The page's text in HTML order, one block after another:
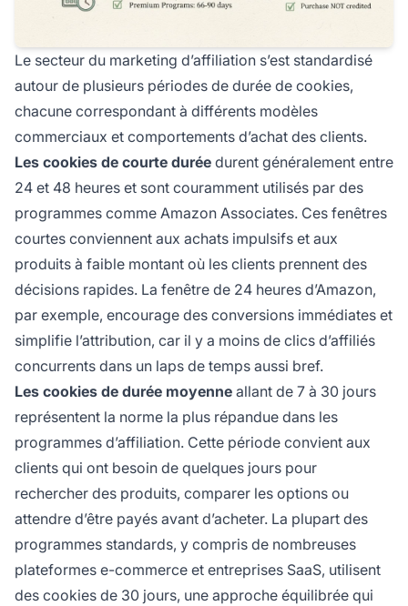
Le secteur du marketing d’affiliation s’est standardisé
autour de plusieurs périodes de durée de cookies,
chacune correspondant à différents modèles
commerciaux et comportements d’achat des clients.
Les cookies de courte durée durent généralement entre
24 et 48 heures et sont couramment utilisés par des
programmes comme Amazon Associates. Ces fenêtres
courtes conviennent aux achats impulsifs et aux
produits à faible montant où les clients prennent des
décisions rapides. La fenêtre de 24 heures d’Amazon,
par exemple, encourage des conversions immédiates et
simplifie l’attribution, car il y a moins de clics d’affiliés
concurrents dans un laps de temps aussi bref.
Les cookies de durée moyenne allant de 7 à 30 jours
représentent la norme la plus répandue dans les
programmes d’affiliation. Cette période convient aux
clients qui ont besoin de quelques jours pour
rechercher des produits, comparer les options ou
attendre d’être payés avant d’acheter. La plupart des
programmes standards, y compris de nombreuses
plateformes e-commerce et entreprises SaaS, utilisent
des cookies de 30 jours, une approche équilibrée qui